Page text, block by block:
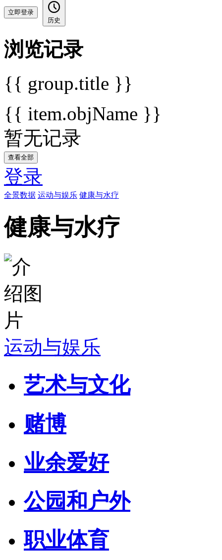
立即登录
历史
浏览记录
{{ group.title }}
{{ item.objName }}
暂无记录
查看全部
登录
全景数据 运动与娱乐 健康与水疗
健康与水疗
运动与娱乐
艺术与文化
赌博
业余爱好
公园和户外
职业体育